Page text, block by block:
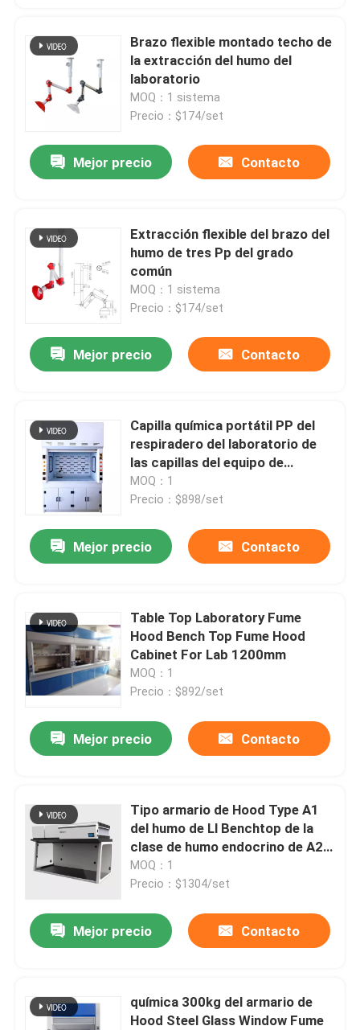
Brazo flexible montado techo de
la extracción del humo del
laboratorio
MOQ：1 sistema
Precio：$174/set
Mejor precio Contacto
Extracción flexible del brazo del
humo de tres Pp del grado
común
MOQ：1 sistema
Precio：$174/set
Mejor precio Contacto
Capilla química portátil PP del
respiradero del laboratorio de
las capillas del equipo de
laboratorio compuesta
MOQ：1
Precio：$898/set
Mejor precio Contacto
Table Top Laboratory Fume
Hood Bench Top Fume Hood
Cabinet For Lab 1200mm
MOQ：1
Precio：$892/set
Mejor precio Contacto
Tipo armario de Hood Type A1
del humo de Ll Benchtop de la
clase de humo endocrino de A2
para el hospital
MOQ：1
Precio：$1304/set
Mejor precio Contacto
química 300kg del armario de
Hood Steel Glass Window Fume